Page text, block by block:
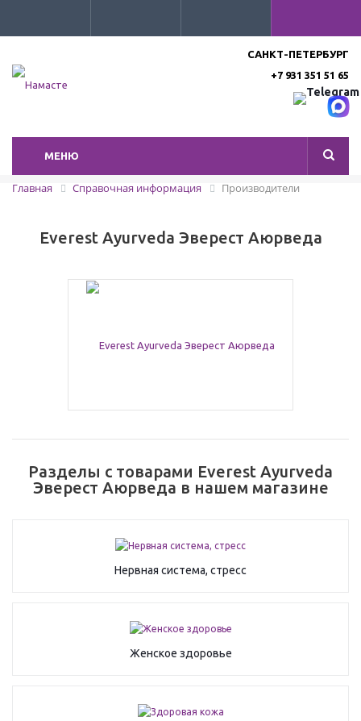
САНКТ-ПЕТЕРБУРГ
+7 931 351 51 65
МЕНЮ
Главная Справочная информация Производители
Everest Ayurveda Эверест Аюрведа
Разделы с товарами Everest Ayurveda
Эверест Аюрведа в нашем магазине
Нервная система, стресс
Женское здоровье